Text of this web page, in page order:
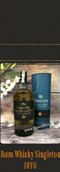
Rượu Whisky Singleton
18YO